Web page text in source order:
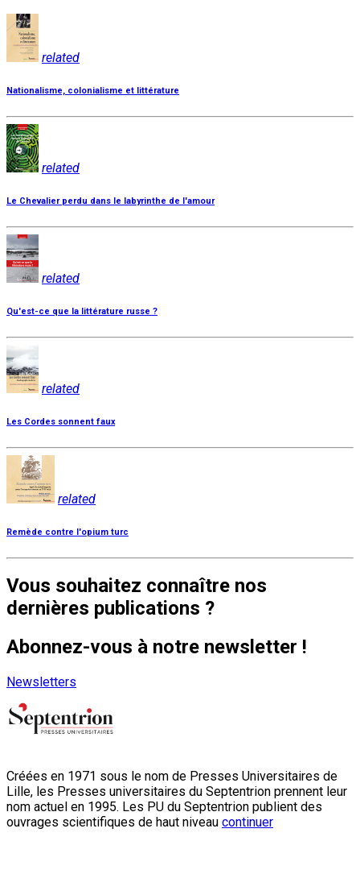
related
Nationalisme, colonialisme et littérature
related
Le Chevalier perdu dans le labyrinthe de l'amour
related
Qu'est-ce que la littérature russe ?
related
Les Cordes sonnent faux
related
Remède contre l'opium turc
Vous souhaitez connaître nos
dernières publications ?
Abonnez-vous à notre newsletter !
Newsletters
Créées en 1971 sous le nom de Presses Universitaires de
Lille, les Presses universitaires du Septentrion prennent leur
nom actuel en 1995. Les PU du Septentrion publient des
ouvrages scientifiques de haut niveau continuer